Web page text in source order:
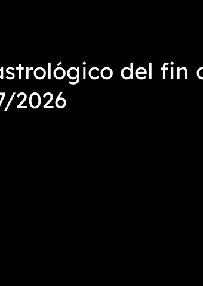
del fin
2026